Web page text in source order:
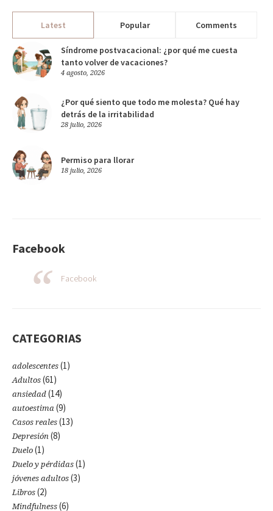
Latest Popular Comments
Síndrome postvacacional: ¿por qué me cuesta
tanto volver de vacaciones?
4 agosto, 2026
¿Por qué siento que todo me molesta? Qué hay
detrás de la irritabilidad
28 julio, 2026
Permiso para llorar
18 julio, 2026
Facebook
Facebook
CATEGORIAS
adolescentes (1)
Adultos (61)
ansiedad (14)
autoestima (9)
Casos reales (13)
Depresión (8)
Duelo (1)
Duelo y pérdidas (1)
jóvenes adultos (3)
Libros (2)
Mindfulness (6)